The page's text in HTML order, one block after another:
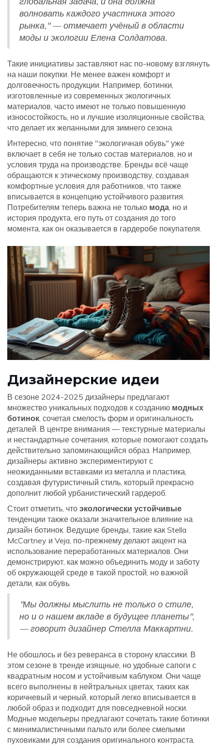
волновать каждого участника этого
рынка," — отмечает учёный в области
моды и экологии Елена Солдатова.
Такие инициативы заставляют нас по-новому взглянуть
на наши покупки. Не менее важен комфорт и
долговечность продукции. Например, ботинки,
изготовленные из современных экологичных
материалов, часто имеют не только повышенную
износостойкость, но и лучшие изоляционные свойства,
что делает их желанными для зимнего сезона.
Интересно, что понятие "экологичная обувь" уже
включает в себя не только состав материалов, но и
условия труда на производстве. Бренды всё чаще
обращаются к этическому производству, создавая
комфортные условия для работников, что также
вписывается в концепцию устойчивого развития.
Потребителям теперь важна не только мода, но и
история продукта, его путь от создания до того
момента, как он оказывается в гардеробе покупателя.
Дизайнерские идеи
В сезоне 2024-2025 дизайнеры предлагают
множество уникальных подходов к созданию модных
ботинок, сочетая смелость форм и оригинальность
деталей. В центре внимания — текстурные материалы
и нестандартные сочетания, которые помогают создать
действительно запоминающийся образ. Например,
дизайнеры активно экспериментируют с
неожиданными вставками из металла и пластика,
создавая футуристичный стиль, который прекрасно
дополнит любой урбанистический гардероб.
Стоит отметить, что экологически устойчивые
тенденции также оказали значительное влияние на
дизайн ботинок. Ведущие бренды, такие как Stella
McCartney и Veja, по-прежнему делают акцент на
использование переработанных материалов. Они
демонстрируют, как можно объединить моду и заботу
об окружающей среде в такой простой, но важной
детали, как обувь.
"Мы должны мыслить не только о стиле,
но и о нашем вкладе в будущее планеты",
— говорит дизайнер Стелла Маккартни.
Не обошлось и без реверанса в сторону классики. В
этом сезоне в тренде изящные, но удобные сапоги с
квадратным носом и устойчивым каблуком. Они чаще
всего выполнены в нейтральных цветах, таких как
коричневый и черный, который легко вписывается в
любой образ и подходит для повседневной носки.
Модные модельеры предлагают сочетать такие ботинки
с минималистичными пальто или более смелыми
пуховиками для создания оригинального контраста.